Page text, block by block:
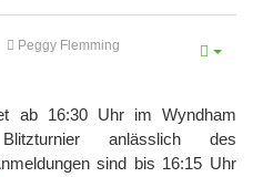
Peggy Flemming
ab 16:30 Uhr im Wyndham
anlässlich des
sind bis 16:15 Uhr